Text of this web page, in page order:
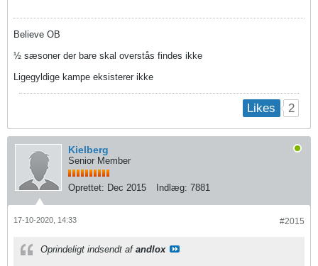
Believe OB
½ sæsoner der bare skal overstås findes ikke
Ligegyldige kampe eksisterer ikke
Likes 2
Kielberg
Senior Member
Oprettet: Dec 2015 Indlæg: 7881
#2015
17-10-2020, 14:33
Oprindeligt indsendt af andlox